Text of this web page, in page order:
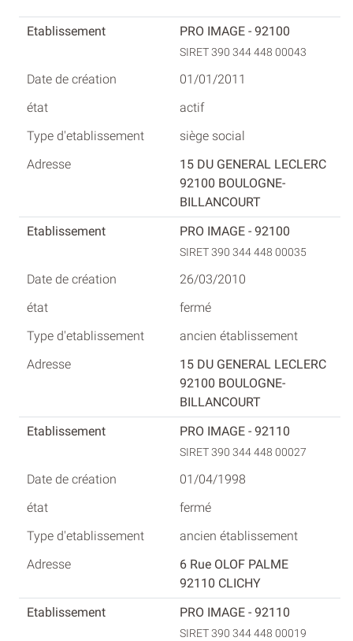
PRO IMAGE - 92100
SIRET 390 344 448 00043
01/01/2011
actif
siège social
15 DU GENERAL LECLERC
92100 BOULOGNE-
BILLANCOURT
PRO IMAGE - 92100
SIRET 390 344 448 00035
26/03/2010
fermé
ancien établissement
15 DU GENERAL LECLERC
92100 BOULOGNE-
BILLANCOURT
PRO IMAGE - 92110
SIRET 390 344 448 00027
01/04/1998
fermé
ancien établissement
6 Rue OLOF PALME
92110 CLICHY
PRO IMAGE - 92110
SIRET 390 344 448 00019